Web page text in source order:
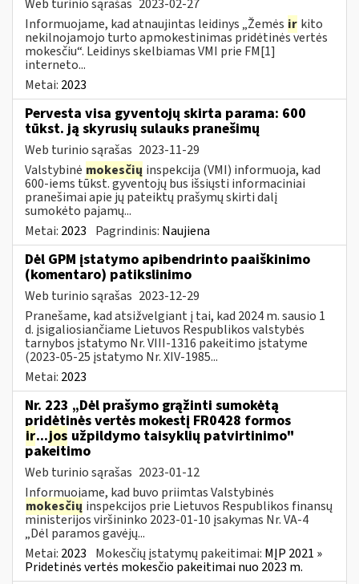
Web turinio sąrašas 2023-02-27
Informuojame, kad atnaujintas leidinys „Žemės ir kito
nekilnojamojo turto apmokestinimas pridėtinės vertės
mokesčiu“. Leidinys skelbiamas VMI prie FM[1]
interneto...
Metai: 2023
Pervesta visa gyventojų skirta parama: 600
tūkst. ją skyrusių sulauks pranešimų
Web turinio sąrašas 2023-11-29
Valstybinė mokesčių inspekcija (VMI) informuoja, kad
600-iems tūkst. gyventojų bus išsiųsti informaciniai
pranešimai apie jų pateiktų prašymų skirti dalį
sumokėto pajamų...
Metai: 2023 Pagrindinis: Naujiena
Dėl GPM įstatymo apibendrinto paaiškinimo
(komentaro) patikslinimo
Web turinio sąrašas 2023-12-29
Pranešame, kad atsižvelgiant į tai, kad 2024 m. sausio 1
d. įsigaliosiančiame Lietuvos Respublikos valstybės
tarnybos įstatymo Nr. VIII-1316 pakeitimo įstatyme
(2023-05-25 įstatymo Nr. XIV-1985...
Metai: 2023
Nr. 223 „Dėl prašymo grąžinti sumokėtą
pridėtinės vertės mokestį FR0428 formos
ir...jos užpildymo taisyklių patvirtinimo"
pakeitimo
Web turinio sąrašas 2023-01-12
Informuojame, kad buvo priimtas Valstybinės
mokesčių inspekcijos prie Lietuvos Respublikos finansų
ministerijos viršininko 2023-01-10 įsakymas Nr. VA-4
„Dėl paramos gavėjų...
Metai: 2023 Mokesčių įstatymų pakeitimai: MĮP 2021 »
Pridetinės vertės mokesčio pakeitimai nuo 2023 m.